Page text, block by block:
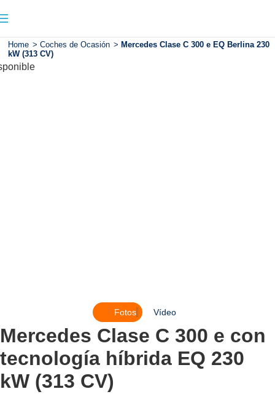
Home > Coches de Ocasión > Mercedes Clase C 300 e EQ Berlina 230
kW (313 CV)
Fotos Vídeo
Mercedes Clase C 300 e con
tecnología híbrida EQ 230
kW (313 CV)